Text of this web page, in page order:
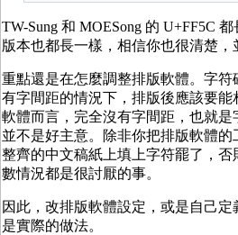
TW-Sung 和 MOESong 的 U+FF5C
版本也都長一樣，相信你也很清楚，
重點還是在怎麼調整排版軟體。字符
有字間距的情況下，排版後應該要能
軟體而言，完全沒有字間距，也就是
並不是好主意。除非你把排版軟體
整齊的中文稿紙上填上字符罷了，
數情況都是很討厭的事。
因此，改排版軟體設定，或是自己
是實際的做法。